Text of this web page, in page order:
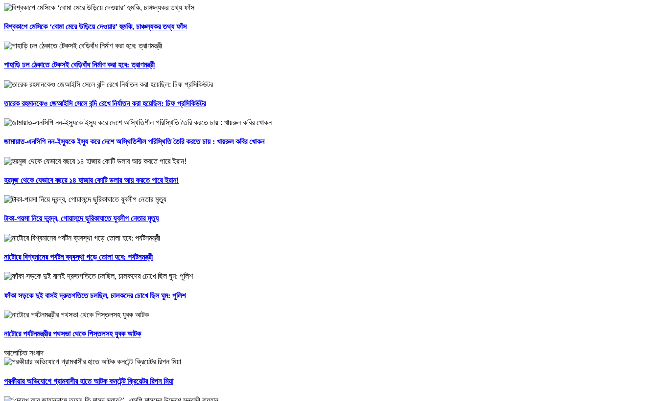
বিশ্বকাপে মেসিকে ‘বোমা মেরে উড়িয়ে দেওয়ার’ হুমকি, চাঞ্চল্যকর তথ্য ফাঁস
পাহাড়ি ঢল ঠেকাতে টেকসই বেড়িবাঁধ নির্মাণ করা হবে: ত্রাণমন্ত্রী
তারেক রহমানকেও জেআইসি সেলে বন্দি রেখে নির্যাতন করা হয়েছিল: চিফ প্রসিকিউটর
জামায়াত-এনসিপি নন-ইস্যুকে ইস্যু করে দেশে অস্থিতিশীল পরিস্থিতি তৈরি করতে চায় : খায়রুল কবির খোকন
হরমুজ থেকে যেভাবে বছরে ১৪ হাজার কোটি ডলার আয় করতে পারে ইরান!
টাকা-পয়সা নিয়ে দ্বন্দ্ব, গোয়ালন্দে ছুরিকাঘাতে যুবলীগ নেতার মৃত্যু
নাটোরে বিশ্বমানের পর্যটন ব্যবস্থা গড়ে তোলা হবে: পর্যটনমন্ত্রী
ফাঁকা সড়কে দুই বাসই দ্রুতগতিতে চলছিল, চালকদের চোখে ছিল ঘুম: পুলিশ
নাটোরে পর্যটনমন্ত্রীর পথসভা থেকে পিস্তলসহ যুবক আটক
আলোচিত সংবাদ
পরকীয়ার অভিযোগে গ্রামবাসীর হাতে আটক কনটেন্ট ক্রিয়েটর রিপন মিয়া